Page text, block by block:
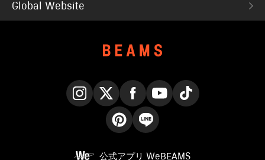
Global Website
公式アプリ WeBEAMS